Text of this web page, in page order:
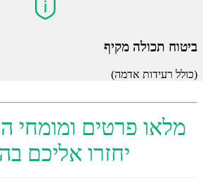
ביטוח תכולה מקיף
(כולל רעידות אדמה)
מלאו פרטים ומומחי
יחזרו אליכם